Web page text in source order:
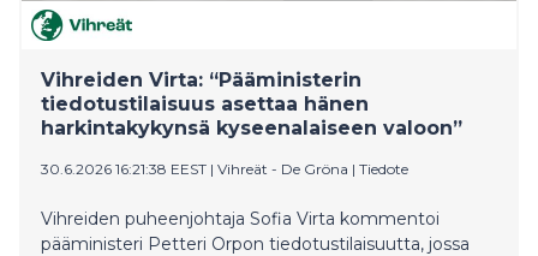
Vihreiden Virta: “Pääministerin
tiedotustilaisuus asettaa hänen
harkintakykynsä kyseenalaiseen valoon”
30.6.2026 16:21:38 EEST | Vihreät - De Gröna | Tiedote
Vihreiden puheenjohtaja Sofia Virta kommentoi
pääministeri Petteri Orpon tiedotustilaisuutta, jossa